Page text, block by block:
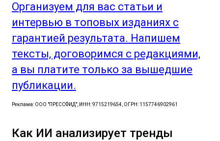
Организуем для вас статьи и
интервью в топовых изданиях с
гарантией результата. Напишем
тексты, договоримся с редакциями,
а вы платите только за вышедшие
публикации.
Реклама: ООО "ПРЕССФИД", ИНН: 9715219654, ОГРН: 1157746902961
Как ИИ анализирует тренды